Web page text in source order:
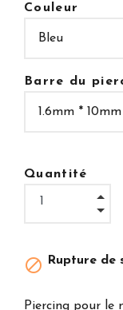
Couleur
Barre du
Quantité
 Rupture de
Piercing pour le